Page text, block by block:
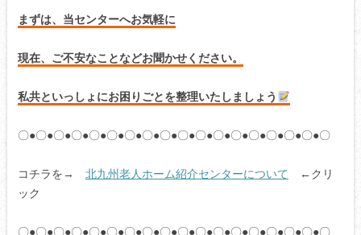
まずは、当センターへお気軽に
現在、ご不安なことなどお聞かせください。
私共といっしょにお困りごとを整理いたしましょう
〇●〇●〇●〇●〇●〇●〇●〇●〇●〇●〇●〇●〇●〇●〇●〇●〇●〇
コチラを→ 北九州老人ホーム紹介センターについて ←クリ
ック
〇●〇●〇●〇●〇●〇●〇●〇●〇●〇●〇●〇●〇●〇●〇●〇●〇●〇